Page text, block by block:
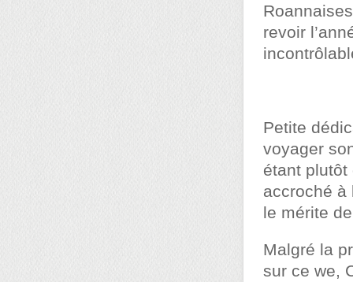
revoir
Petite
voyager
étant
accroché à
le mérite
Malgré la
sur ce we,